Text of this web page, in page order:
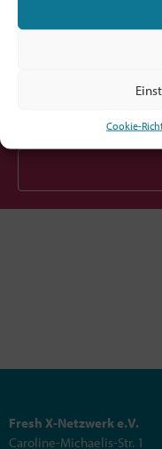
Cookie-
Hol dir
Jobs und allem
Fresh X-Netzwerk e.V.
Caroline-Michaelis-Str. 1